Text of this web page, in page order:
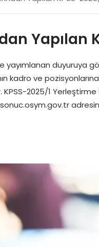
Yapılan
yayımlanan duyuruya
kadro ve
2025/1 Yerleştirme